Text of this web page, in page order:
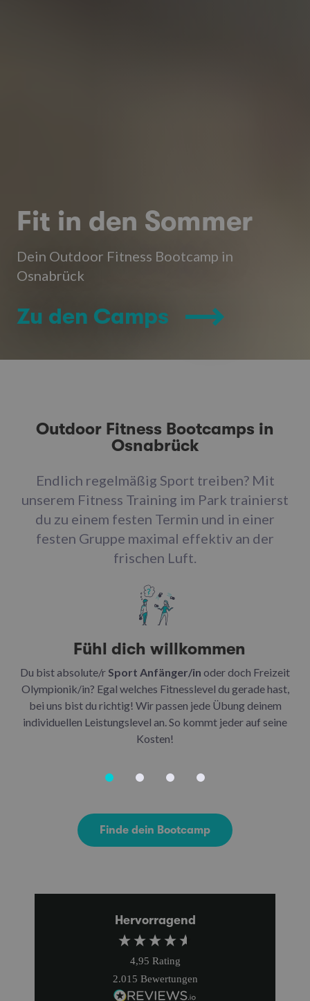
Fit in den Sommer
Dein Outdoor Fitness Bootcamp in
Osnabrück
Zu den Camps
Outdoor Fitness Bootcamps in
Osnabrück
Endlich regelmäßig Sport treiben? Mit
unserem Fitness Training im Park trainierst
du zu einem festen Termin und in einer
festen Gruppe maximal effektiv an der
frischen Luft.
Fühl dich willkommen
Du bist absolute/r Sport Anfänger/in oder doch Freizeit
Olympionik/in? Egal welches Fitnesslevel du gerade hast,
bei uns bist du richtig! Wir passen jede Übung deinem
individuellen Leistungslevel an. So kommt jeder auf seine
Kosten!
Finde dein Bootcamp
Hervorragend
4,95 Rating
2.015 Bewertungen